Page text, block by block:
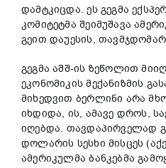
დამტკიცდა. ეს გეგმა
კომიტეტმა შეიმუშავა
გეით დაუესის,
გეგმა აშშ-ის ზეწოლით
ეკონომიკის მექანიზმის
მიხედვით ბერლინი არა
იხდიდა, ის, ამავე დროს,
იღებდა. თავდაპირველად
დოლარის სესხი მისცეს
ამერიკულმა ბანკებმა